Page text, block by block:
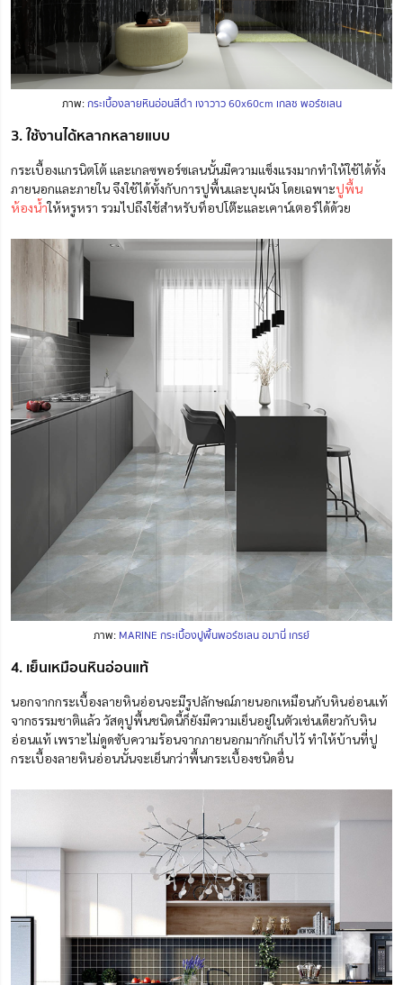
ภาพ:กระเบื้องลายหินอ่อนสีดำ เงาวาว 60x60cm เกลซ พอร์ซเลน
3. ใช้งานได้หลากหลายแบบ
กระเบื้องแกรนิตโต้ และเกลซพอร์ซเลนนั้นมีความแข็งแรงมากทำให้ใช้ได้ทั้ง
ภายนอกและภายใน จึงใช้ได้ทั้งกับการปูพื้นและบุผนัง โดยเฉพาะปูพื้น
ห้องน้ำให้หรูหรา รวมไปถึงใช้สำหรับท็อปโต๊ะและเคาน์เตอร์ได้ด้วย
ภาพ: MARINE กระเบื้องปูพื้นพอร์ซเลน อมานี่ เกรย์
4. เย็นเหมือนหินอ่อนแท้
นอกจากกระเบื้องลายหินอ่อนจะมีรูปลักษณ์ภายนอกเหมือนกับหินอ่อนแท้
จากธรรมชาติแล้ว วัสดุปูพื้นชนิดนี้ก็ยังมีความเย็นอยู่ในตัวเช่นเดียวกับหิน
อ่อนแท้ เพราะไม่ดูดซับความร้อนจากภายนอกมากักเก็บไว้ ทำให้บ้านที่ปู
กระเบื้องลายหินอ่อนนั้นจะเย็นกว่าพื้นกระเบื้องชนิดอื่น